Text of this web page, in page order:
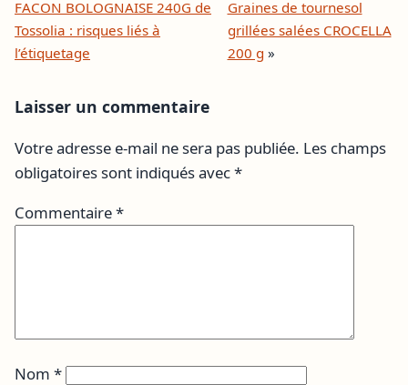
FACON BOLOGNAISE 240G de
Tossolia : risques liés à
l’étiquetage
Graines de tournesol
grillées salées CROCELLA
200 g »
Laisser un commentaire
Votre adresse e-mail ne sera pas publiée. Les champs
obligatoires sont indiqués avec*
Commentaire*
Nom *